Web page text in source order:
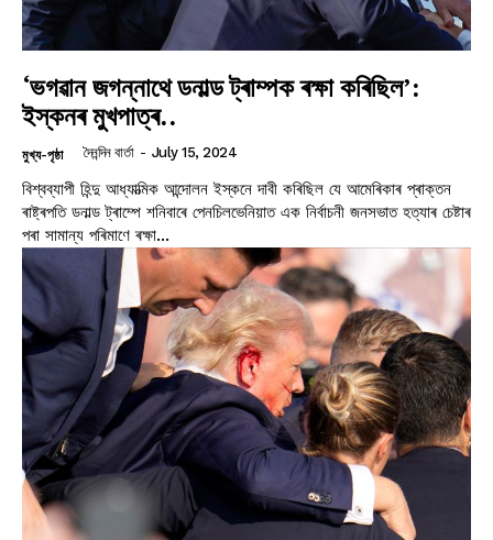
‘ভগৱান জগন্নাথে ডনাল্ড ট্ৰাম্পক ৰক্ষা কৰিছিল’:
ইস্কনৰ মুখপাত্ৰ..
মুখ্য-পৃষ্ঠা দৈনন্দিন বাৰ্তা - July 15, 2024
বিশ্বব্যাপী হিন্দু আধ্যাত্মিক আন্দোলন ইস্কনে দাবী কৰিছিল যে আমেৰিকাৰ প্ৰাক্তন
ৰাষ্ট্ৰপতি ডনাল্ড ট্ৰাম্পে শনিবাৰে পেনচিলভেনিয়াত এক নিৰ্বাচনী জনসভাত হত্যাৰ চেষ্টাৰ
পৰা সামান্য পৰিমাণে ৰক্ষা...